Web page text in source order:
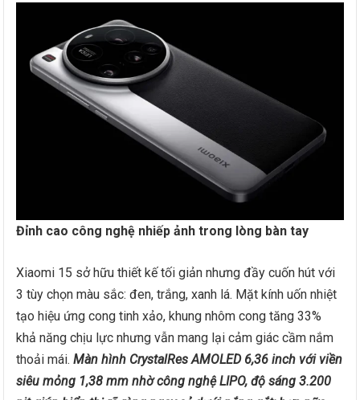
Đỉnh cao công nghệ nhiếp ảnh trong lòng bàn tay
Xiaomi 15 sở hữu thiết kế tối giản nhưng đầy cuốn hút với
3 tùy chọn màu sắc: đen, trắng, xanh lá. Mặt kính uốn nhiệt
tạo hiệu ứng cong tinh xảo, khung nhôm cong tăng 33%
khả năng chịu lực nhưng vẫn mang lại cảm giác cầm nắm
thoải mái.Màn hình CrystalRes AMOLED 6,36 inch với viền
siêu mỏng 1,38 mm nhờ công nghệ LIPO, độ sáng 3.200